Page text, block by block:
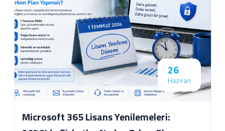
26
Haziran
Microsoft 365 Lisans Yenilemeleri: